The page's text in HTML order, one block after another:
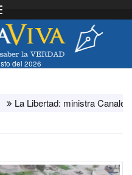
navigation
del 2026
Libertad: ministra Canales